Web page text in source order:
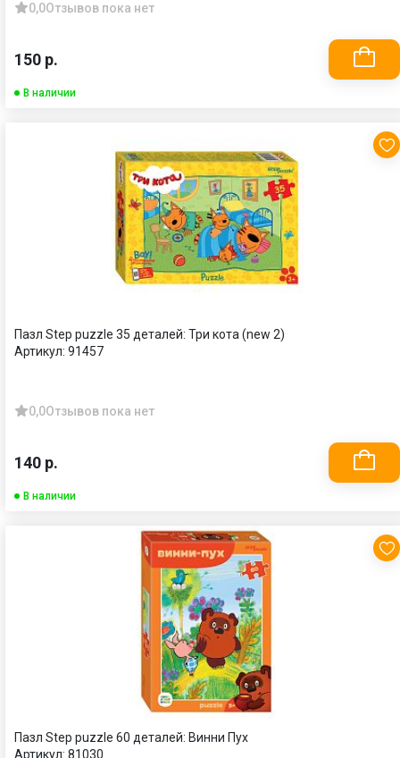
0,0Отзывов пока нет
150 р.
В наличии
Пазл Step puzzle 35 деталей: Три кота (new 2)
Артикул: 91457
0,0Отзывов пока нет
140 р.
В наличии
Пазл Step puzzle 60 деталей: Винни Пух
Артикул: 81030